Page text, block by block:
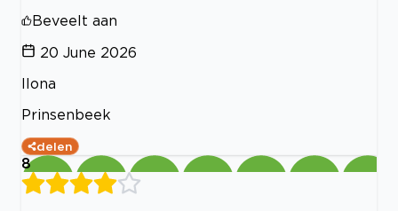
Beveelt aan
20 June 2026
Ilona
Prinsenbeek
delen
8